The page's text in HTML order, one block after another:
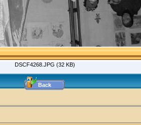
DSCF4268.JPG (32 KB)